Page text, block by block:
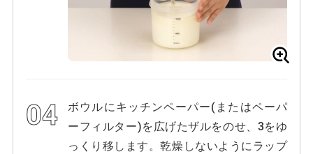
ボウルにキッチンペーパー(またはペーパ
ーフィルター)を広げたザルをのせ、3をゆ
っくり移します。乾燥しないようにラップ